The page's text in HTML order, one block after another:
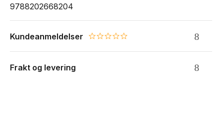
9788202668204
Kundeanmeldelser 0.0 star rating
Frakt og levering